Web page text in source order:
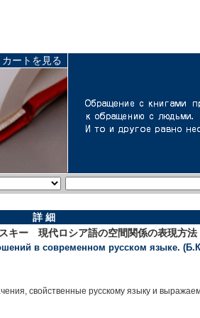
カートを見る
詳 細
キー 現代ロシア語の空間関係の表現方法
в современном русском языке.
свойственные русскому языку и